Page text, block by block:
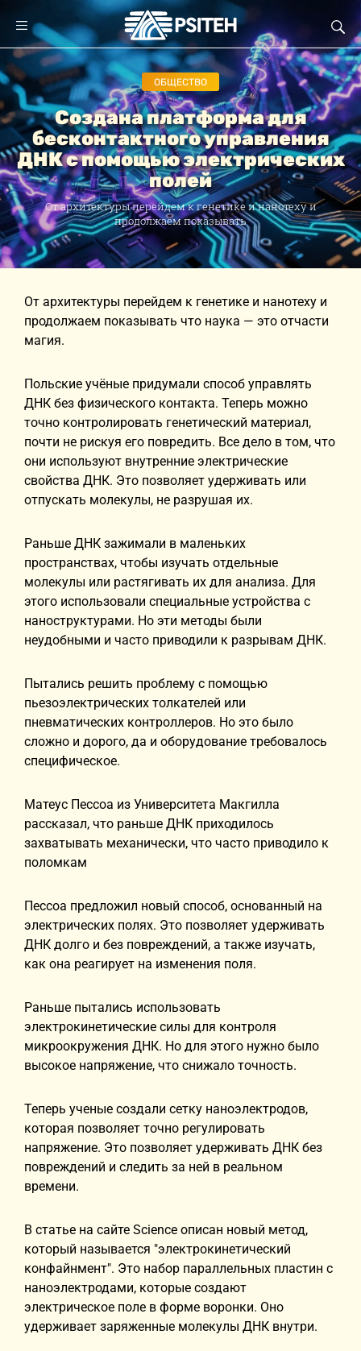
ОБЩЕСТВО
Создана платформа для
бесконтактного управления
ДНК с помощью электрических
полей
От архитектуры перейдем к генетике и нанотеху и
продолжаем показывать
От архитектуры перейдем к генетике и нанотеху и
продолжаем показывать что наука — это отчасти
магия.
Польские учёные придумали способ управлять
ДНК без физического контакта. Теперь можно
точно контролировать генетический материал,
почти не рискуя его повредить. Все дело в том, что
они используют внутренние электрические
свойства ДНК. Это позволяет удерживать или
отпускать молекулы, не разрушая их.
Раньше ДНК зажимали в маленьких
пространствах, чтобы изучать отдельные
молекулы или растягивать их для анализа. Для
этого использовали специальные устройства с
наноструктурами. Но эти методы были
неудобными и часто приводили к разрывам ДНК.
Пытались решить проблему с помощью
пьезоэлектрических толкателей или
пневматических контроллеров. Но это было
сложно и дорого, да и оборудование требовалось
специфическое.
Матеус Пессоа из Университета Макгилла
рассказал, что раньше ДНК приходилось
захватывать механически, что часто приводило к
поломкам
Пессоа предложил новый способ, основанный на
электрических полях. Это позволяет удерживать
ДНК долго и без повреждений, а также изучать,
как она реагирует на изменения поля.
Раньше пытались использовать
электрокинетические силы для контроля
микроокружения ДНК. Но для этого нужно было
высокое напряжение, что снижало точность.
Теперь ученые создали сетку наноэлектродов,
которая позволяет точно регулировать
напряжение. Это позволяет удерживать ДНК без
повреждений и следить за ней в реальном
времени.
В статье на сайте Science описан новый метод,
который называется "электрокинетический
конфайнмент". Это набор параллельных пластин с
наноэлектродами, которые создают
электрическое поле в форме воронки. Оно
удерживает заряженные молекулы ДНК внутри.